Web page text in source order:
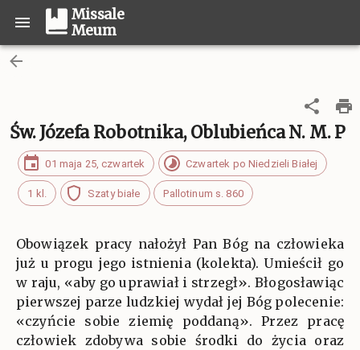
Missale
Meum
Św. Józefa Robotnika, Oblubieńca N. M. P
01 maja 25, czwartek Czwartek po Niedzieli Białej
1 kl. Szaty białe Pallotinum s. 860
Obowiązek pracy nałożył Pan Bóg na człowieka
już u progu jego istnienia (kolekta). Umieścił go
w raju, «aby go uprawiał i strzegł». Błogosławiąc
pierwszej parze ludzkiej wydał jej Bóg polecenie:
«czyńcie sobie ziemię poddaną». Przez pracę
człowiek zdobywa sobie środki do życia oraz